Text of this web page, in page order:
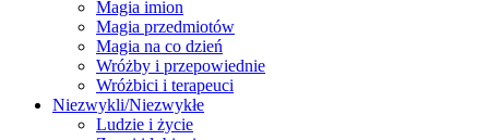
Magia imion
Magia przedmiotów
Magia na co dzień
Wróżby i przepowiednie
Wróżbici i terapeuci
Niezwykli/Niezwykłe
Ludzie i życie